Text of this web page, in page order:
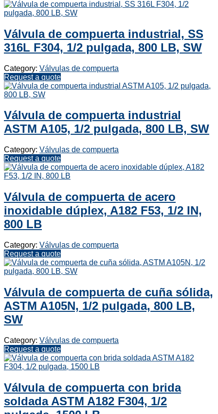
Válvula de compuerta industrial, SS
316L F304, 1/2 pulgada, 800 LB, SW
Category: Válvulas de compuerta
Request a quote
Válvula de compuerta industrial
ASTM A105, 1/2 pulgada, 800 LB, SW
Category: Válvulas de compuerta
Request a quote
Válvula de compuerta de acero
inoxidable dúplex, A182 F53, 1/2 IN,
800 LB
Category: Válvulas de compuerta
Request a quote
Válvula de compuerta de cuña sólida,
ASTM A105N, 1/2 pulgada, 800 LB,
SW
Category: Válvulas de compuerta
Request a quote
Válvula de compuerta con brida
soldada ASTM A182 F304, 1/2